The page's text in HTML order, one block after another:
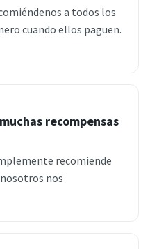
a todos los
cuando ellos paguen.
recompensas
recomiende
nos